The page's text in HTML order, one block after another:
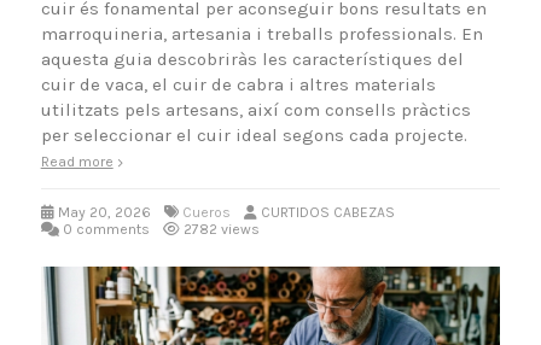
cuir és fonamental per aconseguir bons resultats en
marroquineria, artesania i treballs professionals. En
aquesta guia descobriràs les característiques del
cuir de vaca, el cuir de cabra i altres materials
utilitzats pels artesans, així com consells pràctics
per seleccionar el cuir ideal segons cada projecte.
Read more
May 20, 2026 Cueros
CURTIDOS CABEZAS
0 comments
2782 views